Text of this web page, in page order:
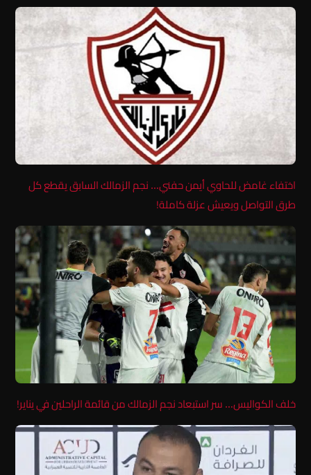
اختفاء غامض للحاوي أيمن حفني… نجم الزمالك السابق يقطع كل
طرق التواصل ويعيش عزلة كاملة!
خلف الكواليس… سر استبعاد نجم الزمالك من قائمة الراحلين في يناير!